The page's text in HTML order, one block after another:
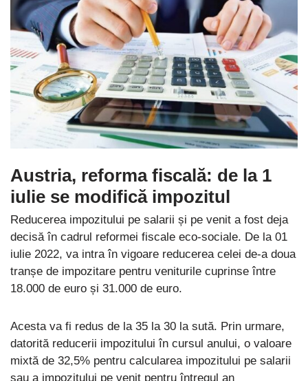
Austria, reforma fiscală: de la 1
iulie se modifică impozitul
Reducerea impozitului pe salarii și pe venit a fost deja
decisă în cadrul reformei fiscale eco-sociale. De la 01
iulie 2022, va intra în vigoare reducerea celei de-a doua
tranșe de impozitare pentru veniturile cuprinse între
18.000 de euro și 31.000 de euro.
Acesta va fi redus de la 35 la 30 la sută. Prin urmare,
datorită reducerii impozitului în cursul anului, o valoare
mixtă de 32,5% pentru calcularea impozitului pe salarii
sau a impozitului pe venit pentru întregul an